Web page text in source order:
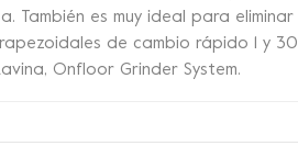
También es muy ideal para eliminar
de cambio rápido 1 y 30
Onfloor Grinder System.